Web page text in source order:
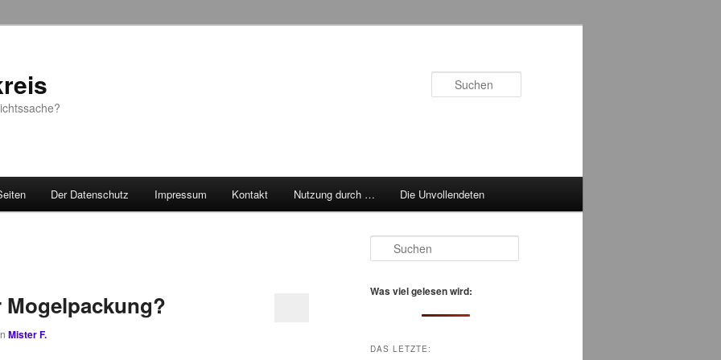
Der Datenschutz Impressum Kontakt Nutzung durch … Die Unvollendeten
Mister F.
u
h
Was viel gelesen wird:
DAS LETZTE: